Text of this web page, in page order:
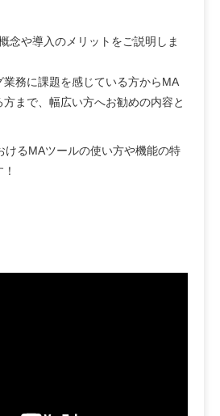
念や導入のメリットをご説明しま
業務に課題を感じている方からMA
まで、幅広い方へお勧めの内容と
けるMAツールの使い方や機能の特